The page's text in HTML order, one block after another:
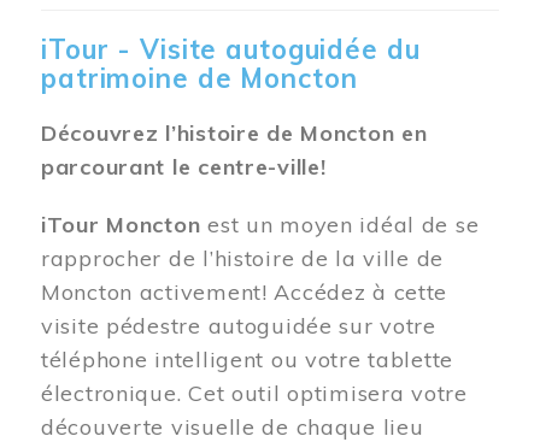
iTour - Visite autoguidée du
patrimoine de Moncton
Découvrez l’histoire de Moncton en
parcourant le centre-ville!
iTour Moncton est un moyen idéal de se
rapprocher de l’histoire de la ville de
Moncton activement! Accédez à cette
visite pédestre autoguidée sur votre
téléphone intelligent ou votre tablette
électronique. Cet outil optimisera votre
découverte visuelle de chaque lieu